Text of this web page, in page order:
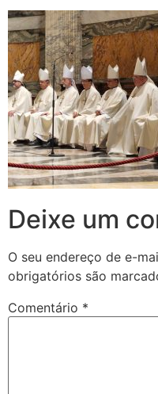
Deixe um
O seu endereço de e-
obrigatórios são
Comentário *